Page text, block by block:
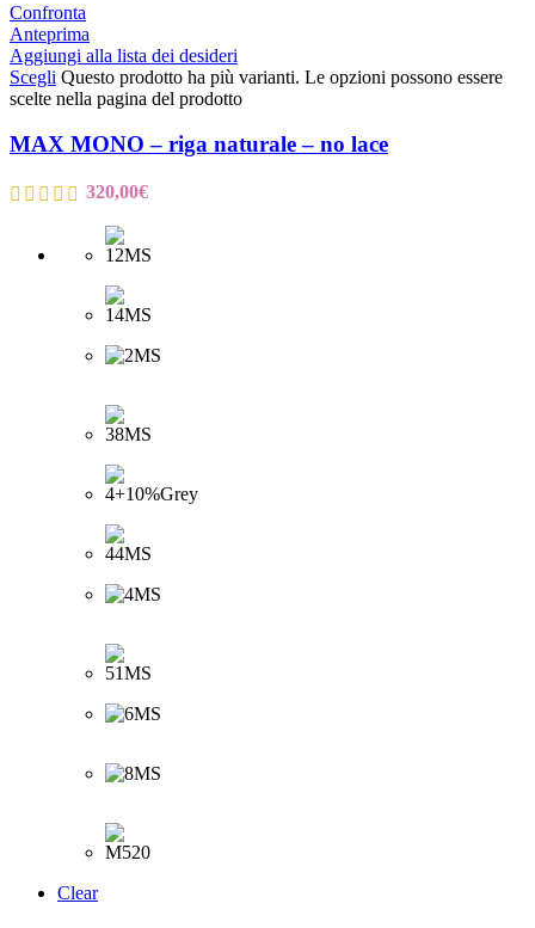
Confronta
Anteprima
Aggiungi alla lista dei desideri
Scegli Questo prodotto ha più varianti. Le opzioni possono essere
scelte nella pagina del prodotto
MAX MONO – riga naturale – no lace
320,00€
Clear